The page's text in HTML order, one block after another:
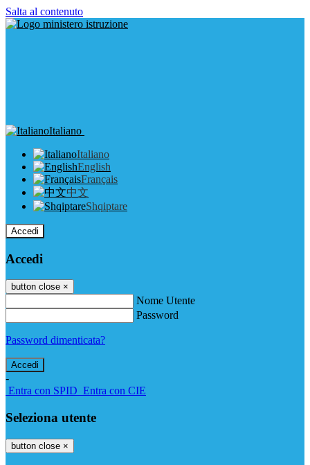
Salta al contenuto
Italiano
Italiano
English
Français
中文
Shqiptare
Accedi
Accedi
button close ×
Nome Utente
Password
Password dimenticata?
-
Entra con SPID Entra con CIE
Seleziona utente
button close ×